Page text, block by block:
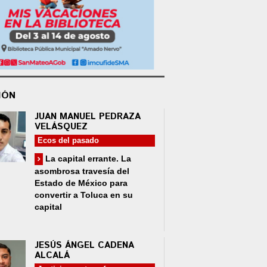
JUAN MANUEL PEDRAZA
VELÁSQUEZ
Ecos del pasado
La capital errante. La
asombrosa travesía del
Estado de México para
convertir a Toluca en su
capital
JESÚS ÁNGEL CADENA
ALCALÁ